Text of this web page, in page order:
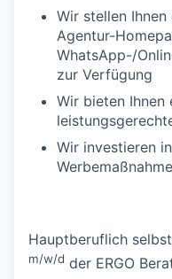
Wir stellen
Agentur-
WhatsApp-/
zur Verfügung
Wir bieten Ihnen
Wir investieren
Hauptberuflich
m/w/d der ERGO